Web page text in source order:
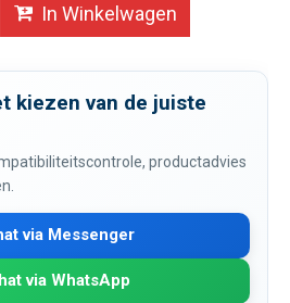
In Winkelwagen
kiezen van de juiste
productadvies
via Messenger
via WhatsApp